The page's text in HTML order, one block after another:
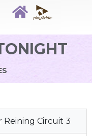
Reining Circuit 3